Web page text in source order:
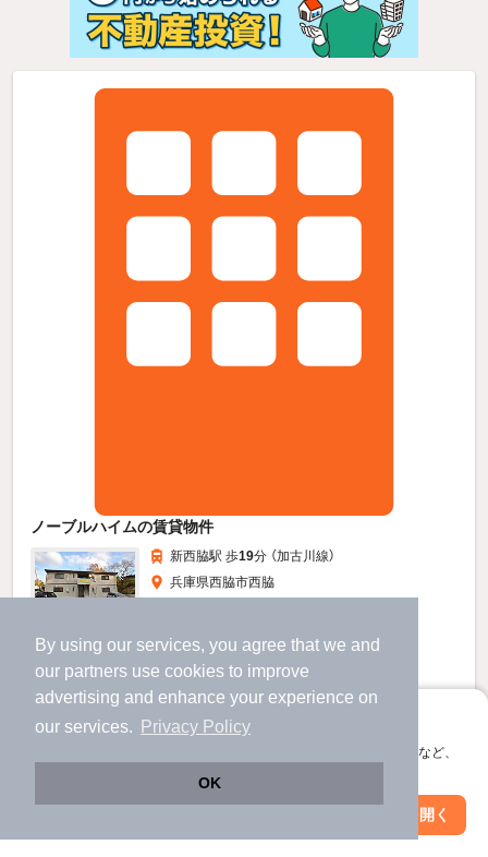
By using our services, you agree that we and
our partners use cookies to improve
advertising and enhance your experience on
our services.
Privacy Policy
OK
アプリに切り替えて、サクサクお部屋探し
会員登録なしですぐ使える。マップ検索やお気に入り保存など、
アプリを開く
ノーブルハイムの賃貸物件
新西脇駅 歩19分 （加古川線）
兵庫県西脇市西脇
駐車場あり
4.7万円
100,000円
絞り込み条件を変更